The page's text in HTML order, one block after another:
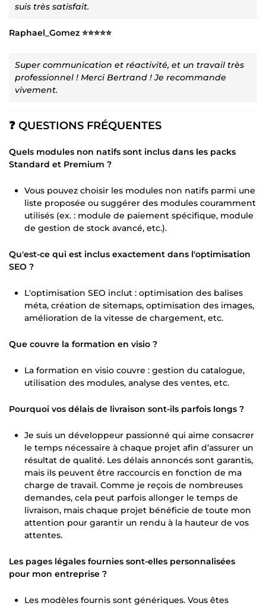
suis très satisfait.
Raphael_Gomez ⭐⭐⭐⭐⭐
Super communication et réactivité, et un travail très
professionnel ! Merci Bertrand ! Je recommande
vivement.
❓ QUESTIONS FRÉQUENTES
Quels modules non natifs sont inclus dans les packs
Standard et Premium ?
Vous pouvez choisir les modules non natifs parmi une
liste proposée ou suggérer des modules couramment
utilisés (ex. : module de paiement spécifique, module
de gestion de stock avancé, etc.).
Qu'est-ce qui est inclus exactement dans l'optimisation
SEO ?
L'optimisation SEO inclut : optimisation des balises
méta, création de sitemaps, optimisation des images,
amélioration de la vitesse de chargement, etc.
Que couvre la formation en visio ?
La formation en visio couvre : gestion du catalogue,
utilisation des modules, analyse des ventes, etc.
Pourquoi vos délais de livraison sont-ils parfois longs ?
Je suis un développeur passionné qui aime consacrer
le temps nécessaire à chaque projet afin d’assurer un
résultat de qualité. Les délais annoncés sont garantis,
mais ils peuvent être raccourcis en fonction de ma
charge de travail. Comme je reçois de nombreuses
demandes, cela peut parfois allonger le temps de
livraison, mais chaque projet bénéficie de toute mon
attention pour garantir un rendu à la hauteur de vos
attentes.
Les pages légales fournies sont-elles personnalisées
pour mon entreprise ?
Les modèles fournis sont génériques. Vous êtes